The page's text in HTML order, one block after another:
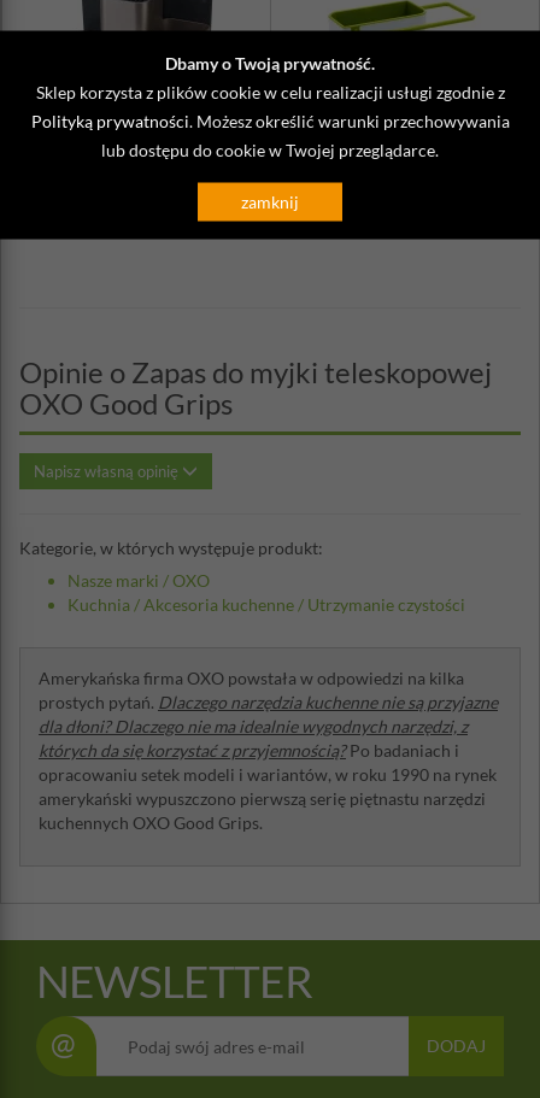
Dbamy o Twoją prywatność.
Sklep korzysta z plików cookie w celu realizacji usługi zgodnie z
Polityką prywatności . Możesz określić warunki przechowywania
lub dostępu do cookie w Twojej przeglądarce.
zamknij
Opinie o Zapas do myjki teleskopowej
OXO Good Grips
Napisz własną opinię
Kategorie, w których występuje produkt:
Nasze marki /OXO
Kuchnia /Akcesoria kuchenne / Utrzymanie czystości
Amerykańska firma OXO powstała w odpowiedzi na kilka
prostych pytań. Dlaczego narzędzia kuchenne nie są przyjazne
dla dłoni? Dlaczego nie ma idealnie wygodnych narzędzi, z
których da się korzystać z przyjemnością?Po badaniach i
opracowaniu setek modeli i wariantów, w roku 1990 na rynek
amerykański wypuszczono pierwszą serię piętnastu narzędzi
kuchennych OXO Good Grips.
NEWSLETTER
@ DODAJ